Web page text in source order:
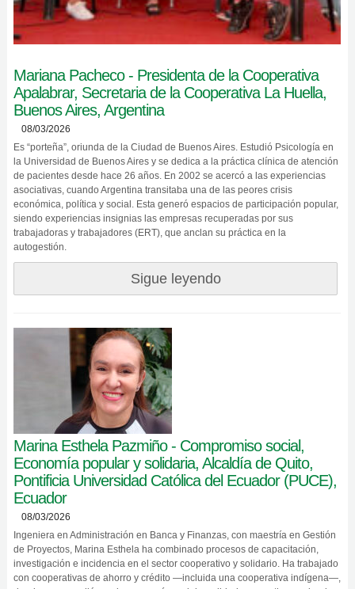
Mariana Pacheco - Presidenta de la Cooperativa
Apalabrar, Secretaria de la Cooperativa La Huella,
Buenos Aires, Argentina
08/03/2026
Es “porteña”, oriunda de la Ciudad de Buenos Aires. Estudió Psicología en
la Universidad de Buenos Aires y se dedica a la práctica clínica de atención
de pacientes desde hace 26 años. En 2002 se acercó a las experiencias
asociativas, cuando Argentina transitaba una de las peores crisis
económica, política y social. Esta generó espacios de participación popular,
siendo experiencias insignias las empresas recuperadas por sus
trabajadoras y trabajadores (ERT), que anclan su práctica en la
autogestión.
Sigue leyendo
Marina Esthela Pazmiño - Compromiso social,
Economía popular y solidaria, Alcaldía de Quito,
Pontificia Universidad Católica del Ecuador (PUCE),
Ecuador
08/03/2026
Ingeniera en Administración en Banca y Finanzas, con maestría en Gestión
de Proyectos, Marina Esthela ha combinado procesos de capacitación,
investigación e incidencia en el sector cooperativo y solidario. Ha trabajado
con cooperativas de ahorro y crédito —incluida una cooperativa indígena—,